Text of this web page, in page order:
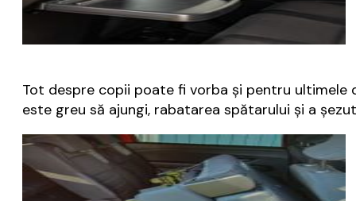
Tot despre copii poate fi vorba și pentru ultimele
este greu să ajungi, rabatarea spătarului și a